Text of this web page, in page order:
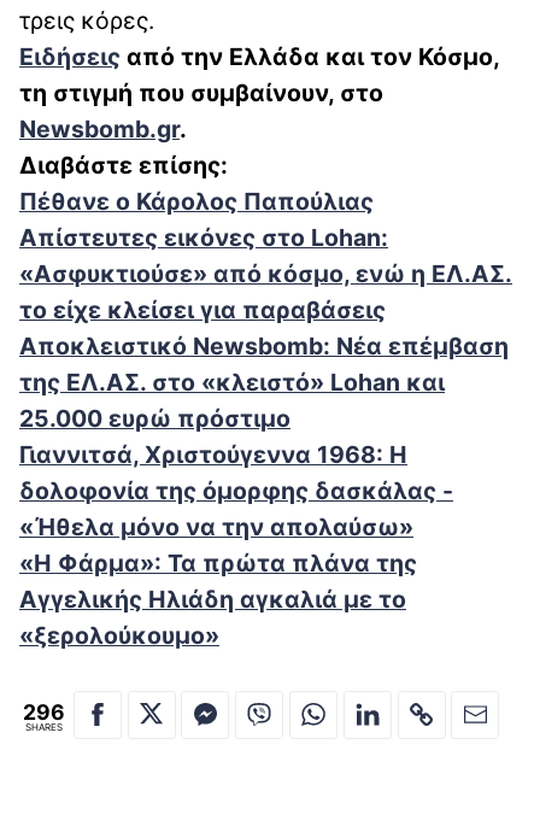
τρεις κόρες.
Ειδήσεις από την Ελλάδα και τον Κόσμο,
τη στιγμή που συμβαίνουν, στο
Newsbomb.gr.
Διαβάστε επίσης:
Πέθανε ο Κάρολος Παπούλιας
Απίστευτες εικόνες στο Lohan:
«Ασφυκτιούσε» από κόσμο, ενώ η ΕΛ.ΑΣ.
το είχε κλείσει για παραβάσεις
Αποκλειστικό Newsbomb: Νέα επέμβαση
της ΕΛ.ΑΣ. στο «κλειστό» Lohan και
25.000 ευρώ πρόστιμο
Γιαννιτσά, Χριστούγεννα 1968: Η
δολοφονία της όμορφης δασκάλας -
«Ήθελα μόνο να την απολαύσω»
«Η Φάρμα»: Τα πρώτα πλάνα της
Αγγελικής Ηλιάδη αγκαλιά με το
«ξερολούκουμο»
296
SHARES